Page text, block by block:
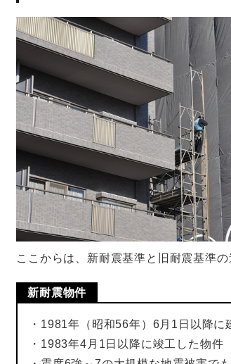
ここからは、新耐震基準と旧耐震基準の
新耐震物件
・1981年（昭和56年）6月1日以降に
・1983年4月1日以降に竣工した物件